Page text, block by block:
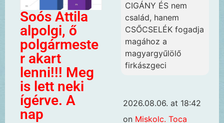
Soós Attila
alpolgi, ő
polgármeste
r akart
lenni!!! Meg
is lett neki
ígérve. A
nap
CIGÁNY ÉS nem
család, hanem
CSŐCSELÉK fogadja
magához a
magyargyűlölő
firkászgeci
2026.08.06. at 18:42
on Miskolc. Toca